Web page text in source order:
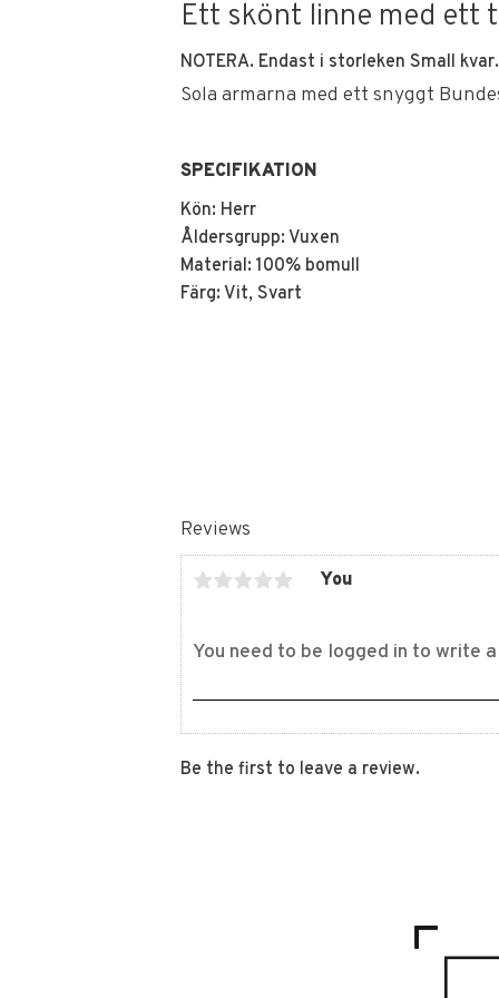
Ett skönt linne med ett
NOTERA. Endast i storleken Small kvar.
Sola armarna med ett snyggt
SPECIFIKATION
Kön: Herr
Åldersgrupp: Vuxen
Material: 100% bomull
Färg: Vit, Svart
Reviews
You
Be the first to leave a review.